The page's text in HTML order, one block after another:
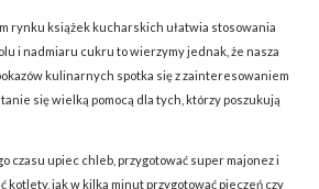
rynku książek kucharskich ułatwia stosowania
i nadmiaru cukru to wierzymy jednak, że nasza
kulinarnych spotka się z zainteresowaniem
się wielką pomocą dla tych, którzy poszukują
czasu upiec chleb, przygotować super majonez i
kotlety, jak w kilka minut przygotować pieczeń czy